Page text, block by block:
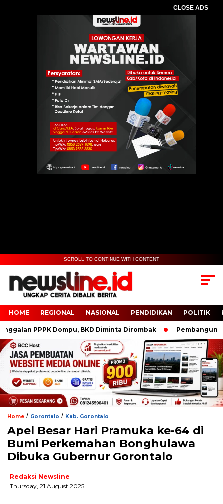
CLOSE ADS
SCROLL TO CONTINUE WITH CONTENT
HOME REGIONAL NASIONAL PENDIDIKAN POLITIK
PPPK Dompu, BKD Diminta Dirombak Pembangunan
Home / Gorontalo / Kab. Gorontalo
Apel Besar Hari Pramuka ke-64 di
Bumi Perkemahan Bonghulawa
Dibuka Gubernur Gorontalo
Redaksi Newsline
Thursday, 21 August 2025